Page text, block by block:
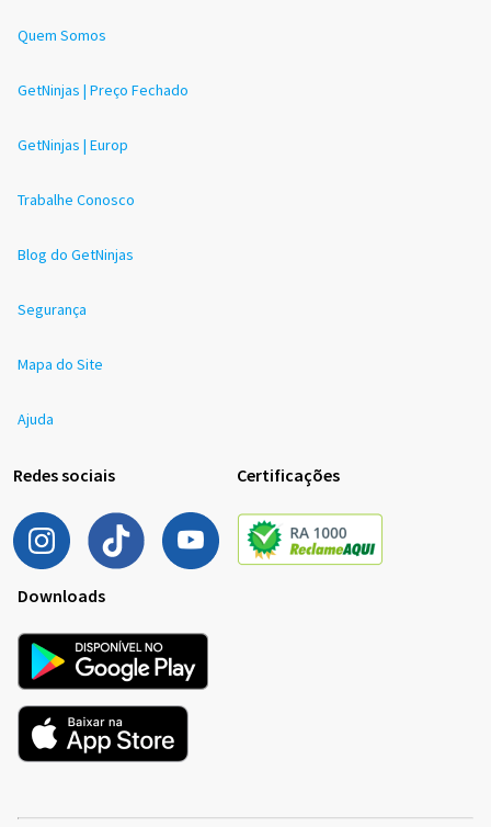
Quem Somos
GetNinjas | Preço Fechado
GetNinjas | Europ
Trabalhe Conosco
Blog do GetNinjas
Segurança
Mapa do Site
Ajuda
Redes sociais Certificações
Downloads